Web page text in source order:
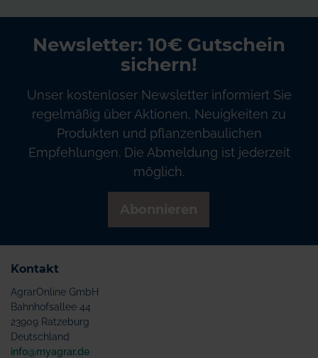
Newsletter: 10€ Gutschein
sichern!
Unser kostenloser Newsletter informiert Sie
regelmäßig über Aktionen, Neuigkeiten zu
Produkten und pflanzenbaulichen
Empfehlungen. Die Abmeldung ist jederzeit
möglich.
Kontakt
AgrarOnline GmbH
Bahnhofsallee 44
23909 Ratzeburg
Deutschland
info@myagrar.de